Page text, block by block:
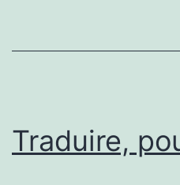
Traduire,